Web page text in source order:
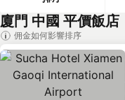
廈門 中國 平價飯店
佣金如何影響排序